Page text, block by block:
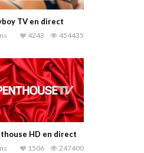
TV en direct
454435
4243
HD en direct
247400
1506